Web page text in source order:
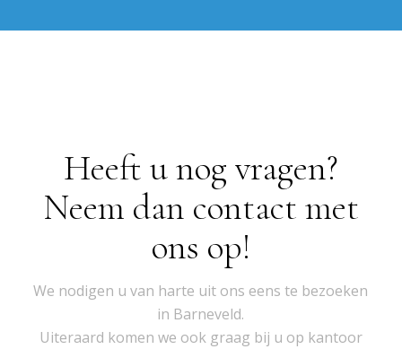
Heeft u nog vragen?
Neem dan contact met
ons op!
We nodigen u van harte uit ons eens te bezoeken
in Barneveld.
Uiteraard komen we ook graag bij u op kantoor